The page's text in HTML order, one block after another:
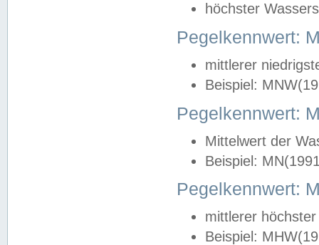
höchster
Pegelkennwert:
mittlerer
Beispiel:
Pegelkennwert:
Mittelwert der
Beispiel:
Pegelkennwert:
mittlerer
Beispiel: